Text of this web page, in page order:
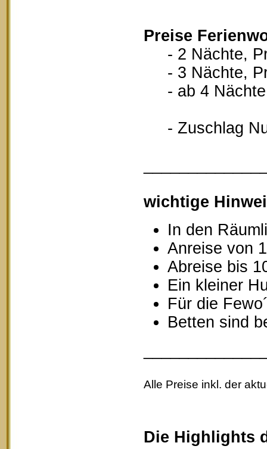
Preise
- 2 Nächte,
- 3 Nächte,
- ab 4 Nächte,
- Zuschlag
wichtige
In den
Anreise von
Abreise bis
Ein kleiner
Für die
Betten sind
Alle Preise inkl. der
Die Highlights